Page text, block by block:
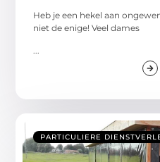
Heb je een hekel aan
niet de enige! Veel dames
...
PARTICULIERE